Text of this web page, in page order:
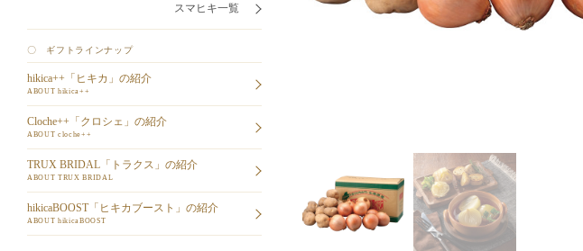
スマヒキ一覧
〇 ギフトラインナップ
hikica++「ヒキカ」の紹介
ABOUT hikica++
Cloche++「クロシェ」の紹介
ABOUT cloche++
TRUX BRIDAL「トラクス」の紹介
ABOUT TRUX BRIDAL
hikicaBOOST「ヒキカブースト」の紹介
ABOUT hikicaBOOST